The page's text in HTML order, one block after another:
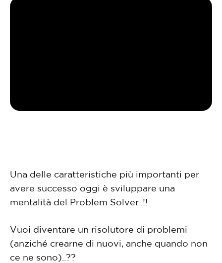
Una delle caratteristiche più importanti per
avere successo oggi è sviluppare una
mentalità del Problem Solver..!!
Vuoi diventare un risolutore di problemi
(anziché crearne di nuovi, anche quando non
ce ne sono)..??